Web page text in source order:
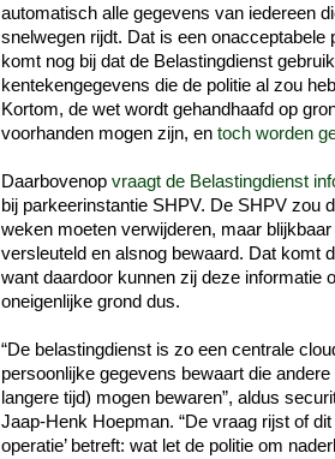
automatisch alle gegevens van iedereen
snelwegen rijdt. Dat is een onacceptabele
komt nog bij dat de Belastingdienst
kentekengegevens die de politie al zou
Kortom, de wet wordt gehandhaafd op
voorhanden mogen zijn, en toch worden
Daarbovenop vraagt de Belastingdienst
bij parkeerinstantie SHPV. De SHPV
weken moeten verwijderen, maar
versleuteld en alsnog bewaard. Dat komt
want daardoor kunnen zij deze informatie
oneigenlijke grond dus.
“De belastingdienst is zo een centrale
persoonlijke gegevens bewaart die
langere tijd) mogen bewaren”, aldus
Jaap-Henk Hoepman. “De vraag rijst of
operatie’ betreft: wat let de politie om